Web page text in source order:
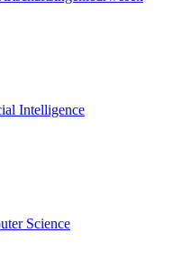
Intelligence
Science